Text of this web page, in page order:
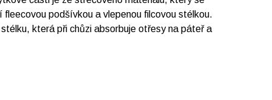
podšívkou a vlepenou filcovou stélkou.
která při chůzi absorbuje otřesy na páteř a